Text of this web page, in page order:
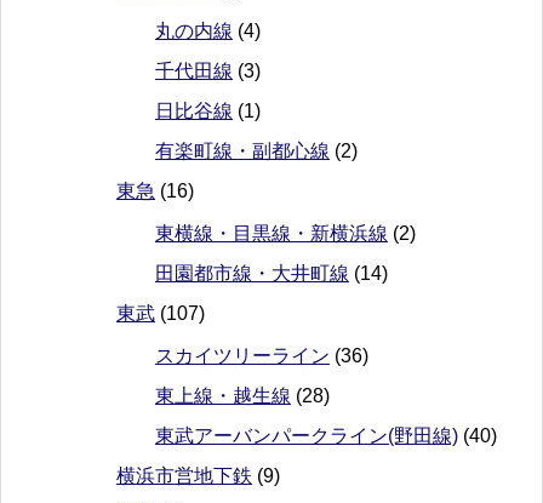
丸の内線 (4)
千代田線 (3)
日比谷線 (1)
有楽町線・副都心線 (2)
東急 (16)
東横線・目黒線・新横浜線 (2)
田園都市線・大井町線 (14)
東武 (107)
スカイツリーライン (36)
東上線・越生線 (28)
東武アーバンパークライン(野田線) (40)
横浜市営地下鉄 (9)